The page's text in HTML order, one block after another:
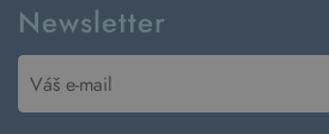
Newsletter